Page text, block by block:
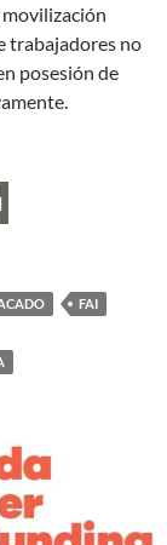
movilización
trabajadores no
posesión de
Huelga
FAI